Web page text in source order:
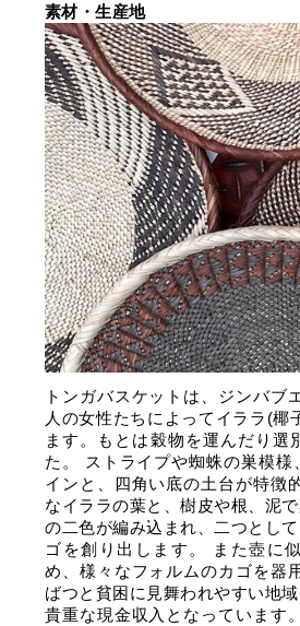
素材・生産地
トンガバスケットは、ジンバブ
人の女性たちによってイララ(
ます。もとは穀物を運んだり
た。 ストライプや蜘蛛の巣模
インと、四角い底の土台が特徴
なイララの葉と、樹皮や根、泥
の二色が編み込まれ、二つとし
ゴを創り出します。 また壺に
め、様々なフォルムのカゴを器
ばつと貧困に見舞われやすい地
貴重な現金収入となっています